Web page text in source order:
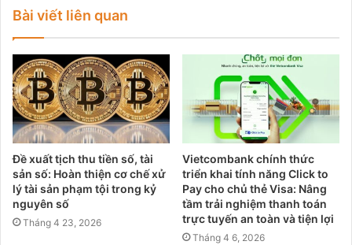
Bài viết liên quan
Đề xuất tịch thu tiền số, tài
sản số: Hoàn thiện cơ chế xử
lý tài sản phạm tội trong kỷ
nguyên số
Tháng 4 23, 2026
Vietcombank chính thức
triển khai tính năng Click to
Pay cho chủ thẻ Visa: Nâng
tầm trải nghiệm thanh toán
trực tuyến an toàn và tiện lợi
Tháng 4 6, 2026